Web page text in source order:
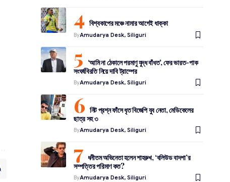
বিশ্বকাপের মঞ্চে নামার আগেই ধাক্কা
ByAmudarya Desk, Siliguri
‘আমি না ঠেকালে পরমাণু যুদ্ধ বাঁধত’, ফের ভারত-পাক
সংঘর্ষবিরতি নিয়ে দাবি ট্রাম্পের
ByAmudarya Desk, Siliguri
নিট প্রশ্ন ফাঁসে ধৃত বিজেপি যুব নেতা, মেডিকেলের
ছাত্র সহ ৩
ByAmudarya Desk, Siliguri
ধনীতম অভিনেতা হলেন শাহরুখ, ‘বলিউড বাদশা’র
সম্পত্তির পরিমাণ কত?
ByAmudarya Desk, Siliguri